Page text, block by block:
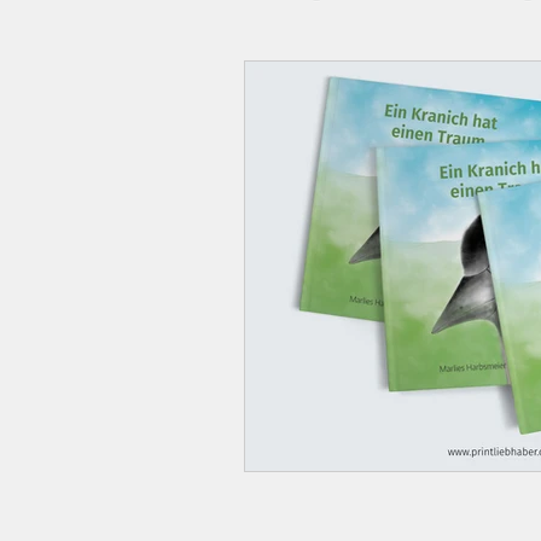
Familienbuch Fotobuch
Postkartenbuch
Geschenkideen und
Grafikdesign für
Kinderbuch veröffentlichen